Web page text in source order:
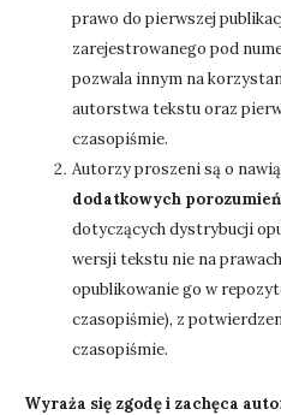
prawo do pierwszej
zarejestrowanego pod
pozwala innym na
autorstwa tekstu oraz
czasopiśmie.
Autorzy proszeni są o
dodatkowych
dotyczących dystrybucji
wersji tekstu nie na
opublikowanie go w
czasopiśmie), z
czasopiśmie.
Wyraża się zgodę i zachęca